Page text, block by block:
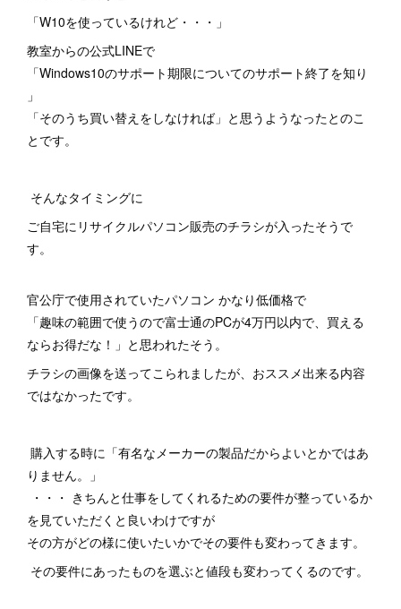
「W10を使っているけれど・・・」
教室からの公式LINEで
「Windows10のサポート期限についてのサポート終了を知り
」
「そのうち買い替えをしなければ」と思うようなったとのこ
とです。
そんなタイミングに
ご自宅にリサイクルパソコン販売のチラシが入ったそうで
す。
官公庁で使用されていたパソコン かなり低価格で
「趣味の範囲で使うので富士通のPCが4万円以内で、買える
ならお得だな！」と思われたそう。
チラシの画像を送ってこられましたが、おススメ出来る内容
ではなかったです。
購入する時に「有名なメーカーの製品だからよいとかではあ
りません。」
・・・ きちんと仕事をしてくれるための要件が整っているか
を見ていただくと良いわけですが
その方がどの様に使いたいかでその要件も変わってきます。
その要件にあったものを選ぶと値段も変わってくるのです。